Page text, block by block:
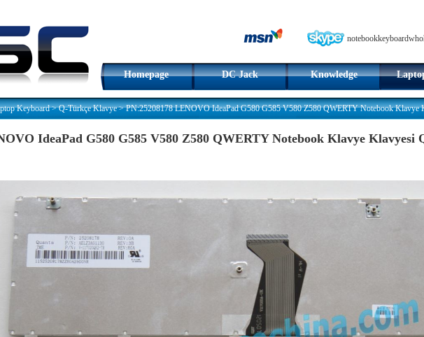
Homepage DC Jack Knowledge
Keyboard>Q-Türkçe Klavye>PN:25208178 LENOVO IdeaPad G580 G585 V580 Z580 QWERTY Notebook
IdeaPad G580 G585 V580 Z580 QWERTY Notebook Klavye